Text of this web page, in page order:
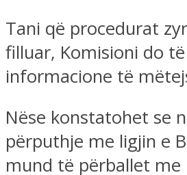
Tani që procedurat
filluar, Komisioni do
informacione të
Nëse konstatohet se
përputhje me ligjin e
mund të përballet me